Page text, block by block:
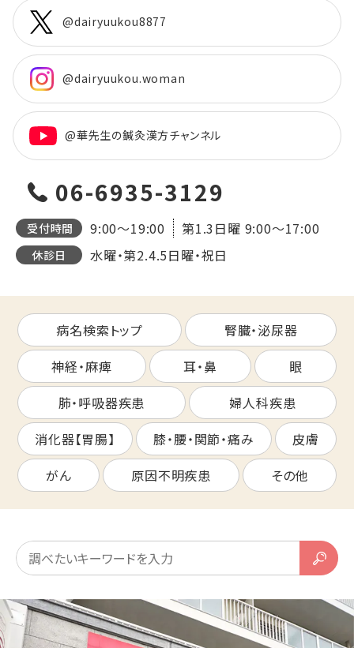
@dairyuukou8877
@dairyuukou.woman
@華先生の鍼灸漢方チャンネル
06-6935-3129
受付時間 9:00～19:00 第1.3日曜 9:00～17:00
休診日 水曜・第2.4.5日曜・祝日
病名検索トップ
腎臓・泌尿器
神経・麻痺
耳・鼻
眼
肺・呼吸器疾患
婦人科疾患
消化器【胃腸】
膝・腰・関節・痛み
皮膚
がん
原因不明疾患 その他